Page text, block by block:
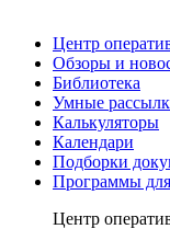
Центр
Обзоры и
Библиотека
Умные
Калькуляторы
Календари
Подборки
Программы
Центр